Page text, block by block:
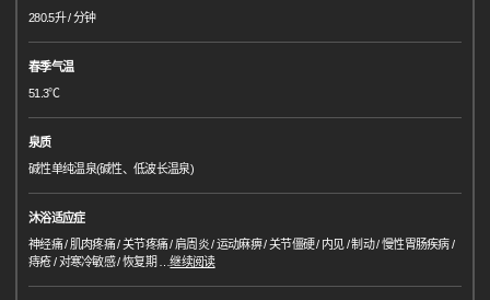
280.5升 / 分钟
春季气温
51.3℃
泉质
碱性单纯温泉(碱性、低波长温泉)
沐浴适应症
神经痛 / 肌肉疼痛 / 关节疼痛 / 肩周炎 / 运动麻痹 / 关节僵硬 / 内见 / 制动 / 慢性胃肠疾病 /
痔疮 / 对寒冷敏感 / 恢复期
…继续阅读